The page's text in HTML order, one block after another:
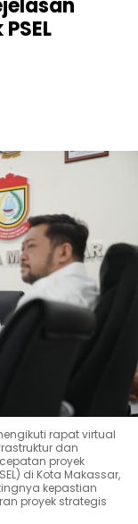
rapat virtual
dan
proyek
di Kota Makassar,
kepastian
proyek strategis